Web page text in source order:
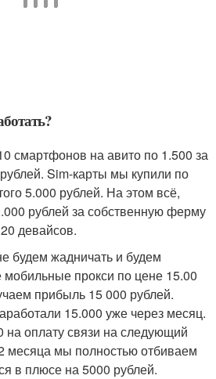
смартфонов на авито по 1.500 за
Sim-карты мы купили по
5.000 рублей. На этом всё,
рублей за собственную ферму
девайсов.
будем жадничать и будем
прокси по цене 15.00
прибыль 15 000 рублей.
15.000 уже через месяц.
на оплату связи на следующий
месяца мы полностью отбиваем
в плюсе на 5000 рублей.